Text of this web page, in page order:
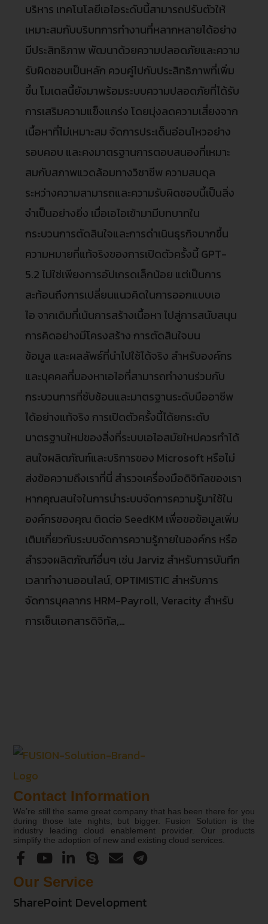
บริหาร เทคโนโลยีเอไอระดับนี้สามารถปรับตัวให้
เหมาะสมกับบริบทการทำงานที่หลากหลายได้อย่าง
มีประสิทธิภาพ พัฒนาด้วยความปลอดภัยและความ
รับผิดชอบเป็นหลัก ควบคู่ไปกับประสิทธิภาพที่เพิ่ม
ขึ้น โมเดลนี้ยังมาพร้อมระบบความปลอดภัยที่ได้รับ
การเสริมความแข็งแกร่ง โดยมุ่งลดความเสี่ยงจาก
เนื้อหาที่ไม่เหมาะสม จัดการประเด็นอ่อนไหวอย่าง
รอบคอบ และคงมาตรฐานการตอบสนองที่เหมาะ
สมกับสภาพแวดล้อมทางวิชาชีพ ความสมดุล
ระหว่างความสามารถและความรับผิดชอบนี้เป็นสิ่ง
จำเป็นอย่างยิ่ง เมื่อเอไอเข้ามามีบทบาทใน
กระบวนการตัดสินใจและการดำเนินธุรกิจมากขึ้น
ความหมายที่แท้จริงของการเปิดตัวครั้งนี้ GPT-
5.2 ไม่ใช่เพียงการอัปเกรดเล็กน้อย แต่เป็นการ
สะท้อนถึงการเปลี่ยนแนวคิดในการออกแบบเอ
ไอ จากเดิมที่เน้นการสร้างเนื้อหา ไปสู่การสนับสนุน
การคิดอย่างมีโครงสร้าง การตัดสินใจบน
ข้อมูล และผลลัพธ์ที่นำไปใช้ได้จริง สำหรับองค์กร
และบุคคลที่มองหาเอไอที่สามารถทำงานร่วมกับ
กระบวนการที่ซับซ้อนและมาตรฐานระดับมืออาชีพ
ได้อย่างแท้จริง การเปิดตัวครั้งนี้ได้ยกระดับ
มาตรฐานใหม่ของสิ่งที่ระบบเอไอสมัยใหม่ควรทำได้
สนใจผลิตภัณฑ์และบริการของ Microsoft หรือไม่
ส่งข้อความถึงเราที่นี่ สำรวจเครื่องมือดิจิทัลของเรา
หากคุณสนใจในการนำระบบจัดการความรู้มาใช้ใน
องค์กรของคุณ ติดต่อ SeedKM เพื่อขอข้อมูลเพิ่ม
เติมเกี่ยวกับระบบจัดการความรู้ภายในองค์กร หรือ
สำรวจผลิตภัณฑ์อื่นๆ เช่น Jarviz สำหรับการบันทึก
เวลาทำงานออนไลน์, OPTIMISTIC สำหรับการ
จัดการบุคลากร HRM-Payroll, Veracity สำหรับ
การเซ็นเอกสารดิจิทัล,…
Contact Information
We’re still the same great company that has been there for you
during those late nights, but bigger. Fusion Solution is the
industry leading cloud enablement provider. Our products
simplify the adoption of new and existing cloud services.
Our Service
SharePoint Development